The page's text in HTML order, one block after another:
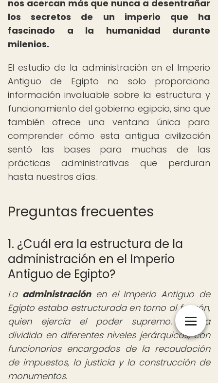
nos acercan más que nunca a desentrañar
los secretos de un imperio que ha
fascinado a la humanidad durante
milenios.
El estudio de la administración en el Imperio
Antiguo de Egipto no solo proporciona
información invaluable sobre la estructura y
funcionamiento del gobierno egipcio, sino que
también ofrece una ventana única para
comprender cómo esta antigua civilización
sentó las bases para muchas de las
prácticas administrativas que perduran
hasta nuestros días.
Preguntas frecuentes
1. ¿Cuál era la estructura de la
administración en el Imperio
Antiguo de Egipto?
La administraciónen el Imperio Antiguo de
Egipto estaba estructurada en torno al faraón,
quien ejercía el poder supremo. Estaba
dividida en diferentes niveles jerárquicos, con
funcionarios encargados de la recaudación
de impuestos, la justicia y la construcción de
monumentos.